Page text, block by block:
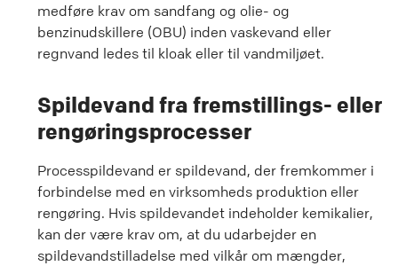
medføre krav om sandfang og olie- og
benzinudskillere (OBU) inden vaskevand eller
regnvand ledes til kloak eller til vandmiljøet.
Spildevand fra fremstillings- eller
rengøringsprocesser
Processpildevand er spildevand, der fremkommer i
forbindelse med en virksomheds produktion eller
rengøring. Hvis spildevandet indeholder kemikalier,
kan der være krav om, at du udarbejder en
spildevandstilladelse med vilkår om mængder,